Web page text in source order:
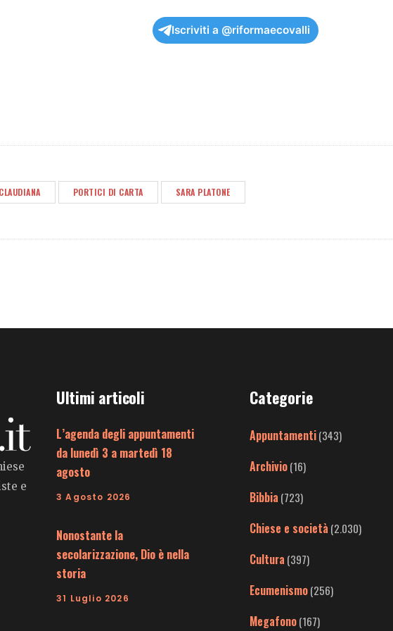
Iscriviti a @riformaecovalli
CLAUDIANA PORTICI DI CARTA SARA PLATONE
e
Ultimi articoli
L’agenda degli appuntamenti
da lunedì 3 a martedì 18
agosto
3 Agosto 2026
Nonostante la
secolarizzazione, Dio è nella
storia
31 Luglio 2026
Categorie
Appuntamenti(343)
Archivio(16)
Bibbia (723)
Chiese e società (2.030)
Cultura (397)
Ecumenismo(256)
Megafono(167)